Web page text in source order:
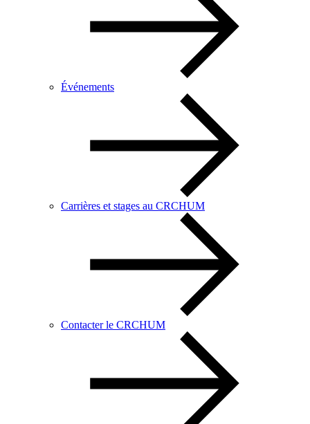
Événements
Carrières et stages au CRCHUM
Contacter le CRCHUM